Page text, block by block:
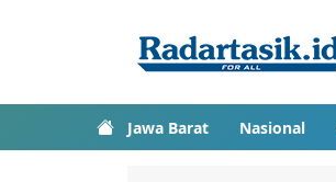
Jawa Barat Nasional